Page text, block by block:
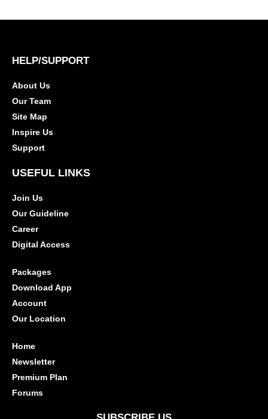
HELP/SUPPORT
About Us
Our Team
Site Map
Inspire Us
Support
USEFUL LINKS
Join Us
Our Guideline
Career
Digital Access
Packages
Download App
Account
Our Location
Home
Newsletter
Premium Plan
Forums